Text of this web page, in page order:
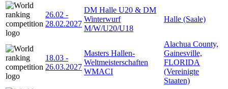
26.02 -
28.02.2027
DM Halle U20 & DM
Winterwurf
M/W/U20/U18
Halle (Saale)
18.03 -
26.03.2027
Masters Hallen-
Weltmeisterschaften
WMACI
Alachua County,
Gainesville,
FLORIDA
(Vereinigte
Staaten)